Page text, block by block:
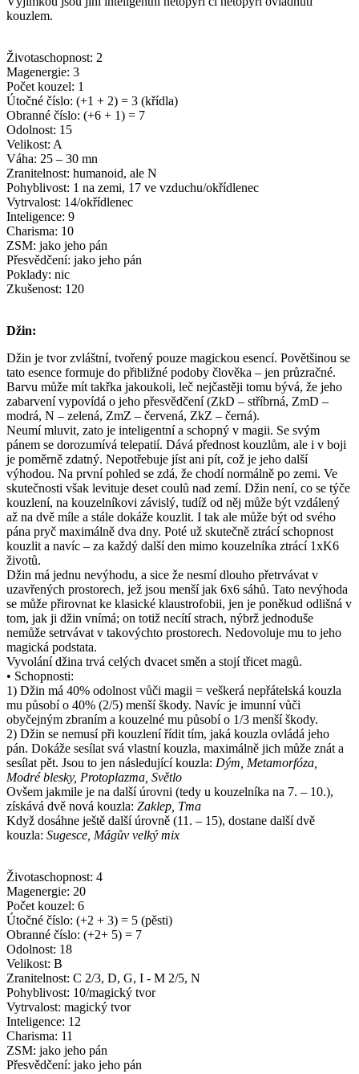
kouzlem.
Životaschopnost: 2
Magenergie: 3
Počet kouzel: 1
Útočné číslo: (+1 + 2) = 3 (křídla)
Obranné číslo: (+6 + 1) = 7
Odolnost: 15
Velikost: A
Váha: 25 – 30 mn
Zranitelnost: humanoid, ale N
Pohyblivost: 1 na zemi, 17 ve vzduchu/okřídlenec
Vytrvalost: 14/okřídlenec
Inteligence: 9
Charisma: 10
ZSM: jako jeho pán
Přesvědčení: jako jeho pán
Poklady: nic
Zkušenost: 120
Džin:
Džin je tvor zvláštní, tvořený pouze magickou esencí. Povětšinou se
tato esence formuje do přibližné podoby člověka – jen průzračné.
Barvu může mít takřka jakoukoli, leč nejčastěji tomu bývá, že jeho
zabarvení vypovídá o jeho přesvědčení (ZkD – stříbrná, ZmD –
modrá, N – zelená, ZmZ – červená, ZkZ – černá).
Neumí mluvit, zato je inteligentní a schopný v magii. Se svým
pánem se dorozumívá telepatií. Dává přednost kouzlům, ale i v boji
je poměrně zdatný. Nepotřebuje jíst ani pít, což je jeho další
výhodou. Na první pohled se zdá, že chodí normálně po zemi. Ve
skutečnosti však levituje deset coulů nad zemí. Džin není, co se týče
kouzlení, na kouzelníkovi závislý, tudíž od něj může být vzdálený
až na dvě míle a stále dokáže kouzlit. I tak ale může být od svého
pána pryč maximálně dva dny. Poté už skutečně ztrácí schopnost
kouzlit a navíc – za každý další den mimo kouzelníka ztrácí 1xK6
životů.
Džin má jednu nevýhodu, a sice že nesmí dlouho přetrvávat v
uzavřených prostorech, jež jsou menší jak 6x6 sáhů. Tato nevýhoda
se může přirovnat ke klasické klaustrofobii, jen je poněkud odlišná v
tom, jak ji džin vnímá; on totiž necítí strach, nýbrž jednoduše
nemůže setrvávat v takovýchto prostorech. Nedovoluje mu to jeho
magická podstata.
Vyvolání džina trvá celých dvacet směn a stojí třicet magů.
• Schopnosti:
1) Džin má 40% odolnost vůči magii = veškerá nepřátelská kouzla
mu působí o 40% (2/5) menší škody. Navíc je imunní vůči
obyčejným zbraním a kouzelné mu působí o 1/3 menší škody.
2) Džin se nemusí při kouzlení řídit tím, jaká kouzla ovládá jeho
pán. Dokáže sesílat svá vlastní kouzla, maximálně jich může znát a
sesílat pět. Jsou to jen následující kouzla: Dým, Metamorfóza,
Modré blesky, Protoplazma, Světlo
Ovšem jakmile je na další úrovni (tedy u kouzelníka na 7. – 10.),
získává dvě nová kouzla: Zaklep, Tma
Když dosáhne ještě další úrovně (11. – 15), dostane další dvě
kouzla: Sugesce, Mágův velký mix
Životaschopnost: 4
Magenergie: 20
Počet kouzel: 6
Útočné číslo: (+2 + 3) = 5 (pěsti)
Obranné číslo: (+2+ 5) = 7
Odolnost: 18
Velikost: B
Zranitelnost: C 2/3, D, G, I - M 2/5, N
Pohyblivost: 10/magický tvor
Vytrvalost: magický tvor
Inteligence: 12
Charisma: 11
ZSM: jako jeho pán
Přesvědčení: jako jeho pán